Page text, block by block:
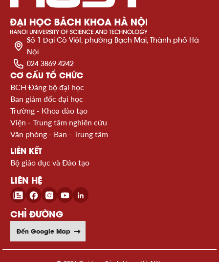
Số 1 Đại Cồ Việt, phường Bạch Mai, Thành phố Hà
Nội
024 3869 4242
CƠ CẤU TỔ CHỨC
BCH Đảng bộ đại học
Ban giám đốc đại học
Trường - Khoa đào tạo
Viện - Trung tâm nghiên cứu
Văn phòng - Ban - Trung tâm
LIÊN KẾT
Bộ giáo dục và Đào tạo
LIÊN HỆ
CHỈ ĐƯỜNG
Đến Google Map